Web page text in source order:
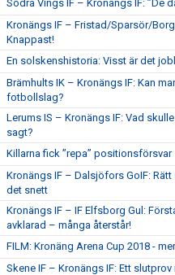
Södra Vings IF – Kronängs IF: ”De
Kronängs IF – Fristad/Sparsör/
Knappast!
En solskenshistoria: Visst är det
Brämhults IK – Kronängs IF: Kan
fotbollslag?
Lerums IS – Kronängs IF: Vad
sagt?
Killarna fick ”repa” positionsförsvar
Kronängs IF – Dalsjöfors GoIF:
det snett
Kronängs IF – IF Elfsborg Gul:
avklarad – många återstår!
FILM: Kronäng Arena Cup 2018 -
Skene IF – Kronängs IF: Ett